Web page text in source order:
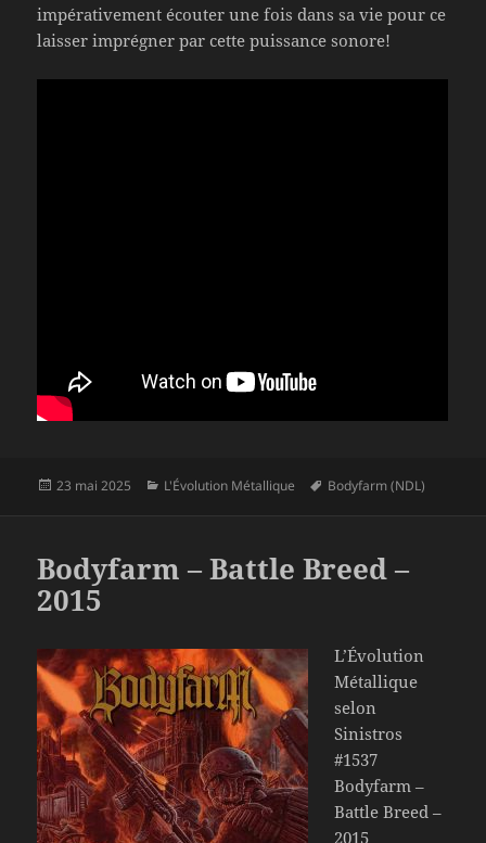
impérativement écouter une fois dans sa vie pour ce
laisser imprégner par cette puissance sonore!
Publié
23 mai 2025 Catégories
L'Évolution Métallique
Mots-
Bodyfarm (NDL)
Bodyfarm – Battle Breed –
2015
L’Évolution
Métallique
selon
Sinistros
#1537
Bodyfarm –
Battle Breed –
2015